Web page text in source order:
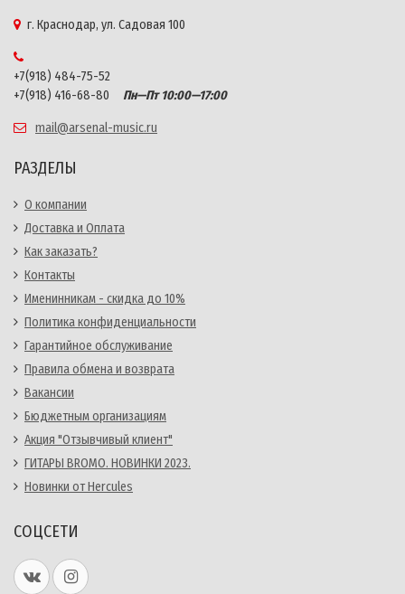
г. Краснодар, ул. Садовая 100
+7(918) 484-75-52
+7(918) 416-68-80
Пн—Пт 10:00—17:00
mail@arsenal-music.ru
РАЗДЕЛЫ
О компании
Доставка и Оплата
Как заказать?
Контакты
Именинникам - скидка до 10%
Политика конфиденциальности
Гарантийное обслуживание
Правила обмена и возврата
Вакансии
Бюджетным организациям
Акция "Отзывчивый клиент"
ГИТАРЫ BROMO. НОВИНКИ 2023.
Новинки от Hercules
СОЦСЕТИ